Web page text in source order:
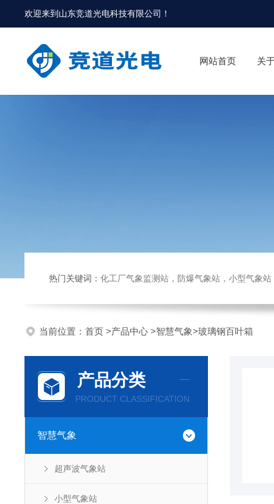
欢迎来到 山东竞道光电科技有限公司 ！
网站首页 关
热门关键词： 化工厂气象监测站，防爆气象站，小型气象站，化
当前位置： 首页 >产品中心 >智慧气象>玻璃钢百叶箱
产品分类
PRODUCT CLASSIFICATION
智慧气象
超声波气象站
小型气象站